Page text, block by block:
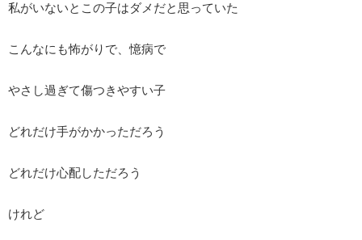
私がいないとこの子はダメだと思っていた
こんなにも怖がりで、憶病で
やさし過ぎて傷つきやすい子
どれだけ手がかかっただろう
どれだけ心配しただろう
けれど